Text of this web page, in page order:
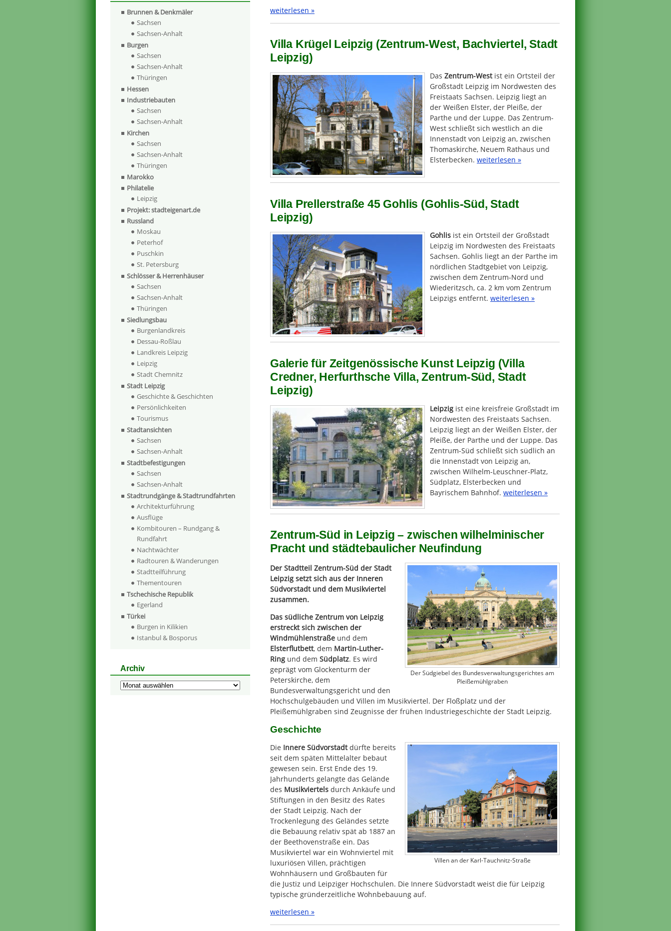
weiterlesen »
Villa Krügel Leipzig (Zentrum-West, Bachviertel, Stadt
Leipzig)
Das Zentrum-Westist ein Ortsteil der
Großstadt Leipzig im Nordwesten des
Freistaats Sachsen. Leipzig liegt an
der Weißen Elster, der Pleiße, der
Parthe und der Luppe. Das Zentrum-
West schließt sich westlich an die
Innenstadt von Leipzig an, zwischen
Thomaskirche, Neuem Rathaus und
Elsterbecken. weiterlesen »
Villa Prellerstraße 45 Gohlis (Gohlis-Süd, Stadt
Leipzig)
Gohlis ist ein Ortsteil der Großstadt
Leipzig im Nordwesten des Freistaats
Sachsen. Gohlis liegt an der Parthe im
nördlichen Stadtgebiet von Leipzig,
zwischen dem Zentrum-Nord und
Wiederitzsch, ca. 2 km vom Zentrum
Leipzigs entfernt. weiterlesen »
Galerie für Zeitgenössische Kunst Leipzig (Villa
Credner, Herfurthsche Villa, Zentrum-Süd, Stadt
Leipzig)
Leipzig ist eine kreisfreie Großstadt im
Nordwesten des Freistaats Sachsen.
Leipzig liegt an der Weißen Elster, der
Pleiße, der Parthe und der Luppe. Das
Zentrum-Süd schließt sich südlich an
die Innenstadt von Leipzig an,
zwischen Wilhelm-Leuschner-Platz,
Südplatz, Elsterbecken und
Bayrischem Bahnhof. weiterlesen »
Zentrum-Süd in Leipzig – zwischen wilhelminischer
Pracht und städtebaulicher Neufindung
Der Südgiebel des Bundesverwaltungsgerichtes am
Pleißemühlgraben
Der Stadtteil Zentrum-Süd der Stadt
Leipzig setzt sich aus der Inneren
Südvorstadt und dem Musikviertel
zusammen.
Das südliche Zentrum von Leipzig
erstreckt sich zwischen der
Windmühlenstraße und dem
Elsterflutbett, dem Martin-Luther-
Ring und dem Südplatz. Es wird
geprägt vom Glockenturm der
Peterskirche, dem
Bundesverwaltungsgericht und den
Hochschulgebäuden und Villen im Musikviertel. Der Floßplatz und der
Pleißemühlgraben sind Zeugnisse der frühen Industriegeschichte der Stadt Leipzig.
Geschichte
Villen an der Karl-Tauchnitz-Straße
Die Innere Südvorstadtdürfte bereits
seit dem späten Mittelalter bebaut
gewesen sein. Erst Ende des 19.
Jahrhunderts gelangte das Gelände
des Musikviertels durch Ankäufe und
Stiftungen in den Besitz des Rates
der Stadt Leipzig. Nach der
Trockenlegung des Geländes setzte
die Bebauung relativ spät ab 1887 an
der Beethovenstraße ein. Das
Musikviertel war ein Wohnviertel mit
luxuriösen Villen, prächtigen
Wohnhäusern und Großbauten für
die Justiz und Leipziger Hochschulen. Die Innere Südvorstadt weist die für Leipzig
typische gründerzeitliche Wohnbebauung auf.
weiterlesen »
Brunnen & Denkmäler
Sachsen
Sachsen-Anhalt
Burgen
Sachsen
Sachsen-Anhalt
Thüringen
Hessen
Industriebauten
Sachsen
Sachsen-Anhalt
Kirchen
Sachsen
Sachsen-Anhalt
Thüringen
Marokko
Philatelie
Leipzig
Projekt: stadteigenart.de
Russland
Moskau
Peterhof
Puschkin
St. Petersburg
Schlösser & Herrenhäuser
Sachsen
Sachsen-Anhalt
Thüringen
Siedlungsbau
Burgenlandkreis
Dessau-Roßlau
Landkreis Leipzig
Leipzig
Stadt Chemnitz
Stadt Leipzig
Geschichte & Geschichten
Persönlichkeiten
Tourismus
Stadtansichten
Sachsen
Sachsen-Anhalt
Stadtbefestigungen
Sachsen
Sachsen-Anhalt
Stadtrundgänge & Stadtrundfahrten
Architekturführung
Ausflüge
Kombitouren – Rundgang &
Rundfahrt
Nachtwächter
Radtouren & Wanderungen
Stadtteilführung
Thementouren
Tschechische Republik
Egerland
Türkei
Burgen in Kilikien
Istanbul & Bosporus
Archiv
Archiv